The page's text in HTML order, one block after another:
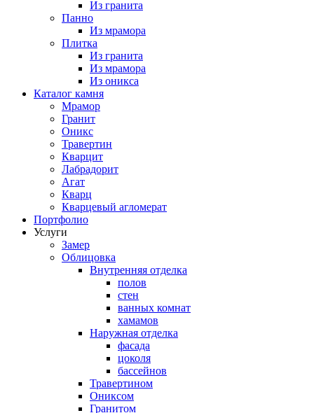
Из гранита
Панно
Из мрамора
Плитка
Из гранита
Из мрамора
Из оникса
Каталог камня
Мрамор
Гранит
Оникс
Травертин
Кварцит
Лабрадорит
Агат
Кварц
Кварцевый агломерат
Портфолио
Услуги
Замер
Облицовка
Внутренняя отделка
полов
стен
ванных комнат
хамамов
Наружная отделка
фасада
цоколя
бассейнов
Травертином
Ониксом
Гранитом